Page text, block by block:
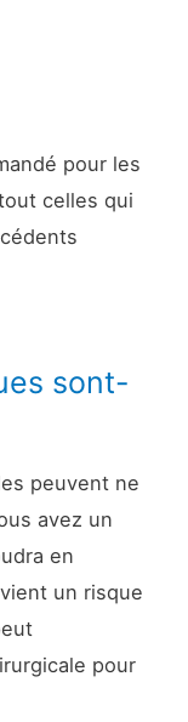
pour les
celles qui
sont-
peuvent ne
avez un
en
un risque
pour